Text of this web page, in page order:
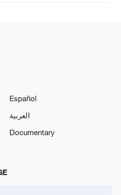
Español
العربية
Documentary